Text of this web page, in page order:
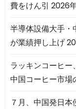
費をけん引 2026
半導体設備大手
が業績押し上げ
ラッキンコーヒ
中国コーヒー市場
７月、中国発日本